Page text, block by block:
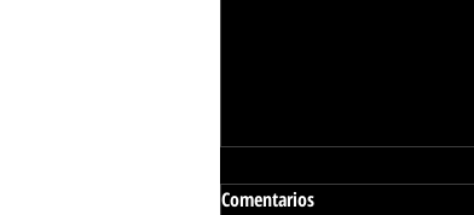
Comentarios